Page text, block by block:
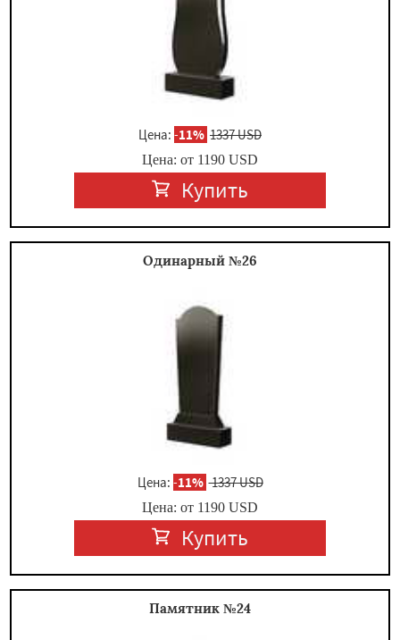
Цена: -11% 1337 USD
Цена: от 1190 USD
Купить
Одинарный №26
Цена: -11% 1337 USD
Цена: от 1190 USD
Купить
Памятник №24